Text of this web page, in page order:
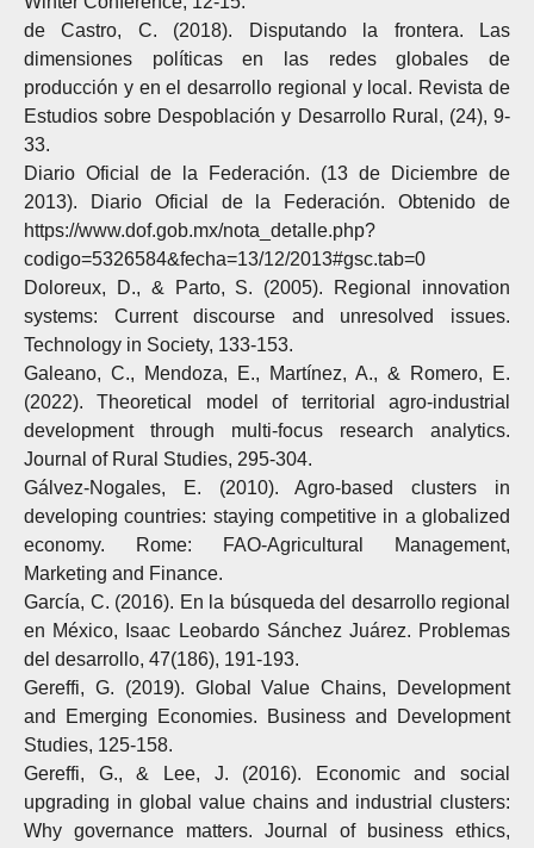
de Castro, C. (2018). Disputando la frontera. Las
dimensiones políticas en las redes globales de
producción y en el desarrollo regional y local. Revista de
Estudios sobre Despoblación y Desarrollo Rural, (24), 9-
33.
Diario Oficial de la Federación. (13 de Diciembre de
2013). Diario Oficial de la Federación. Obtenido de
https://www.dof.gob.mx/nota_detalle.php?
codigo=5326584&fecha=13/12/2013#gsc.tab=0
Doloreux, D., & Parto, S. (2005). Regional innovation
systems: Current discourse and unresolved issues.
Technology in Society, 133-153.
Galeano, C., Mendoza, E., Martínez, A., & Romero, E.
(2022). Theoretical model of territorial agro-industrial
development through multi-focus research analytics.
Journal of Rural Studies, 295-304.
Gálvez-Nogales, E. (2010). Agro-based clusters in
developing countries: staying competitive in a globalized
economy. Rome: FAO-Agricultural Management,
Marketing and Finance.
García, C. (2016). En la búsqueda del desarrollo regional
en México, Isaac Leobardo Sánchez Juárez. Problemas
del desarrollo, 47(186), 191-193.
Gereffi, G. (2019). Global Value Chains, Development
and Emerging Economies. Business and Development
Studies, 125-158.
Gereffi, G., & Lee, J. (2016). Economic and social
upgrading in global value chains and industrial clusters:
Why governance matters. Journal of business ethics,